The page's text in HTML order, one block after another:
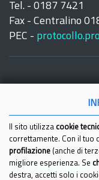
Tel. - 0187 7421
Fax - Centralino
PEC -
Come raggiungerci
Il sito utilizza cookie
correttamente. Con il tuo
profilazione (anche di
migliore esperienza. Se
destra, accetti solo i